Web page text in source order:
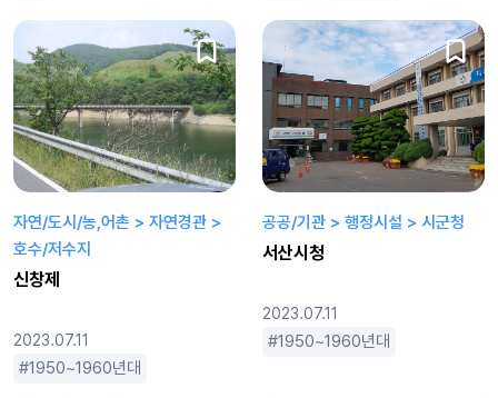
자연/도시/농,어촌 > 자연경관 >
호수/저수지
신창제
2023.07.11
1950~1960년대
공공/기관 > 행정시설 > 시군청
서산시청
2023.07.11
1950~1960년대